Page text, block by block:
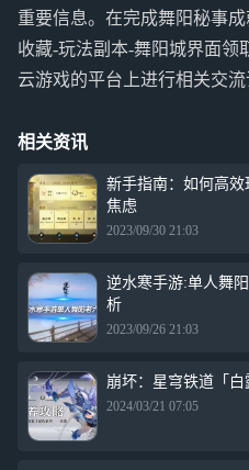
重要信息。在完成舞阳秘事
收藏-玩法副本-舞阳城界面领
云游戏的平台上进行相关交流
相关资讯
新手指南：如何高
焦虑
2023/09/30 21:03
逆水寒手游:单人舞
析
2023/09/26 21:03
崩坏：星穹铁道「
2024/03/21 07:05